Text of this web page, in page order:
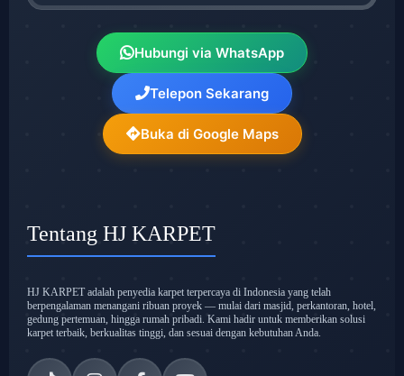
Hubungi via WhatsApp
Telepon Sekarang
Buka di Google Maps
Tentang HJ KARPET
HJ KARPET adalah penyedia karpet terpercaya di Indonesia yang telah
berpengalaman menangani ribuan proyek — mulai dari masjid, perkantoran, hotel,
gedung pertemuan, hingga rumah pribadi. Kami hadir untuk memberikan solusi
karpet terbaik, berkualitas tinggi, dan sesuai dengan kebutuhan Anda.